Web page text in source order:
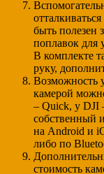
быть полезен
поплавок для
В комплекте
руку,
Возможность
камерой
– Quick, у
собственный
на Android и
либо по
стоимость